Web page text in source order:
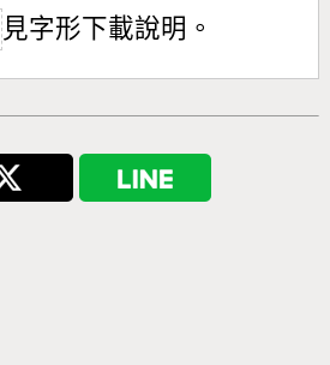
見字形下載說明。